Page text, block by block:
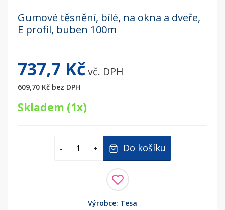
Gumové těsnění, bílé, na okna a dveře,
E profil, buben 100m
737,7 Kčvč. DPH
609,70 Kč bez DPH
Skladem (1x)
- + Do košíku
Výrobce: Tesa